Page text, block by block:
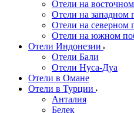
Отели на
Отели на западном
Отели на северном
Отели на южном
Отели Индонезии
Отели Бали
Отели Нуса-Дуа
Отели в Омане
Отели в Турции
Анталия
Белек